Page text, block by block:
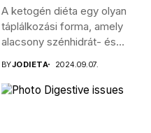
A ketogén diéta egy olyan
táplálkozási forma, amely
alacsony szénhidrát- és
BYJODIETA 2024.09.07.